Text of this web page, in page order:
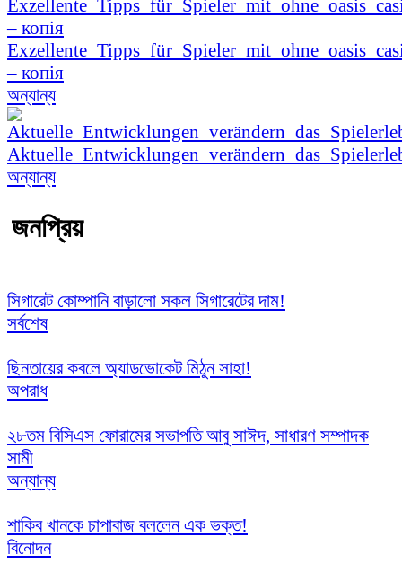
– копія
অন্যান্য
অন্যান্য
জনপ্রিয়
সিগারেট কোম্পানি বাড়ালো সকল সিগারেটের দাম!
সর্বশেষ
ছিনতায়ের কবলে অ্যাডভোকেট মিঠুন সাহা!
অপরাধ
২৮তম বিসিএস ফোরামের সভাপতি আবু সাঈদ, সাধারণ সম্পাদক
সামী
অন্যান্য
শাকিব খানকে চাপাবাজ বললেন এক ভক্ত!
বিনোদন